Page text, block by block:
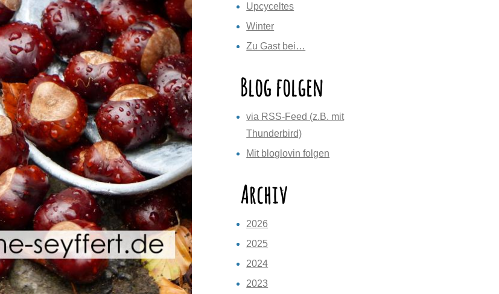
Upcyceltes
Winter
Zu Gast bei…
Blog folgen
via RSS-Feed (z.B. mit
Thunderbird)
Mit bloglovin folgen
Archiv
2026
2025
2024
2023